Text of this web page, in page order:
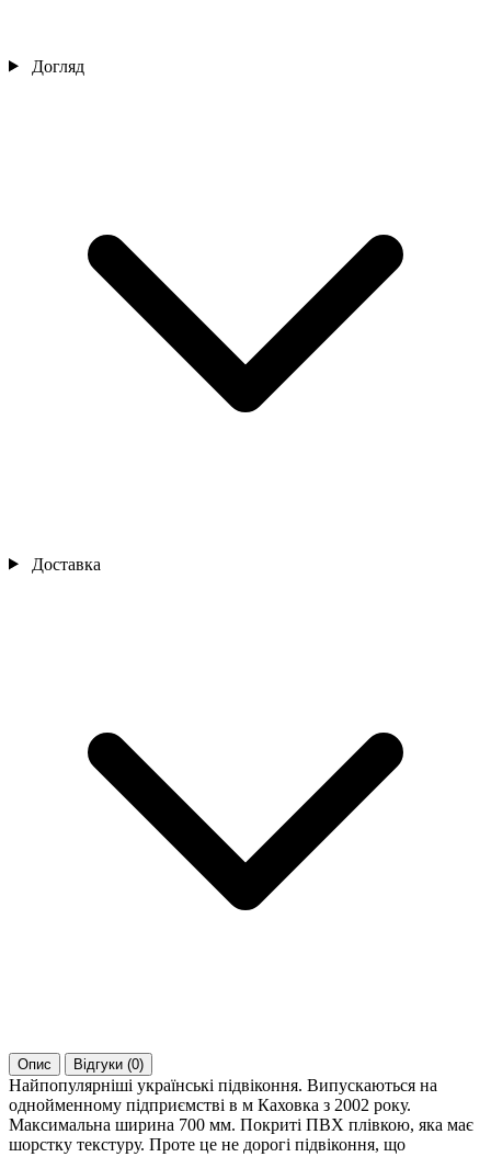
Догляд
Доставка
Опис Відгуки (0)
Найпопулярніші українські підвіконня. Випускаються на
однойменному підприємстві в м Каховка з 2002 року.
Максимальна ширина 700 мм. Покриті ПВХ плівкою, яка має
шорстку текстуру. Проте це не дорогі підвіконня, що